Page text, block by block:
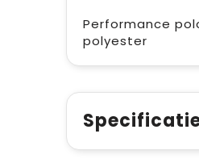
Performance
polyester